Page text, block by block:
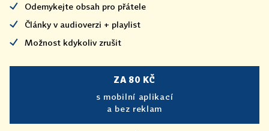
Odemykejte obsah pro přátele
Články v audioverzi + playlist
Možnost kdykoliv zrušit
ZA 80 KČ
s mobilní aplikací
a bez reklam